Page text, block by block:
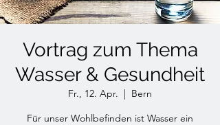
Vortrag zum Thema
Wasser & Gesundheit
Fr., 12. Apr.
  |
Bern
Für unser Wohlbefinden ist Wasser ein